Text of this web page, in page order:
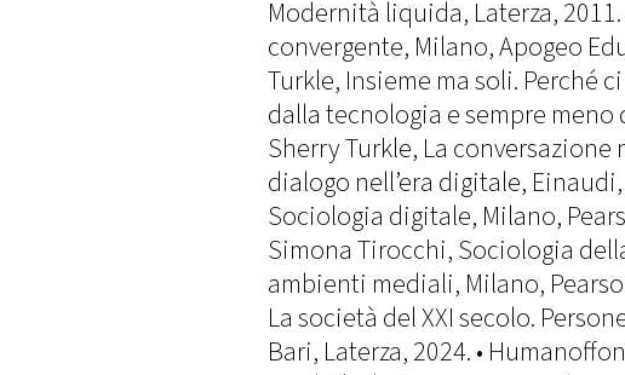
Modernità liquida, Laterza,
convergente, Milano, Apogeo
Turkle, Insieme ma soli. Perché
dalla tecnologia e sempre meno
Sherry Turkle, La conversazione
dialogo nell’era digitale,
Sociologia digitale, Milano,
Simona Tirocchi, Sociologia
ambienti mediali, Milano,
La società del XXI secolo.
Bari, Laterza, 2024. •